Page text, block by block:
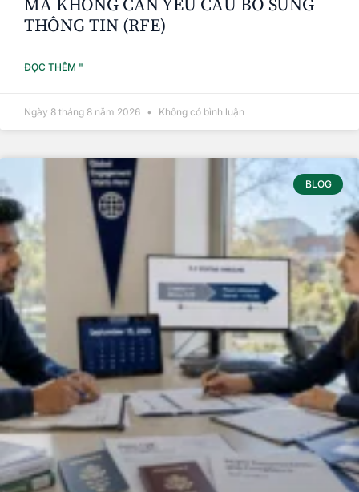
MÀ KHÔNG CẦN YÊU CẦU BỔ SUNG
THÔNG TIN (RFE)
ĐỌC THÊM "
Ngày 8 tháng 8 năm 2026 Không có bình luận
BLOG